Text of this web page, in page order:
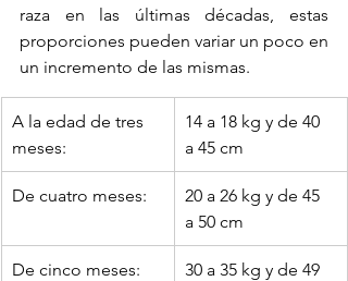
raza en las últimas décadas, estas
proporciones pueden variar un poco en
un incremento de las mismas.
A la edad de tres
meses:
14 a 18 kg y de 40
a 45 cm
De cuatro meses:
20 a 26 kg y de 45
a 50 cm
De cinco meses:
​30 a 35 kg y de 49